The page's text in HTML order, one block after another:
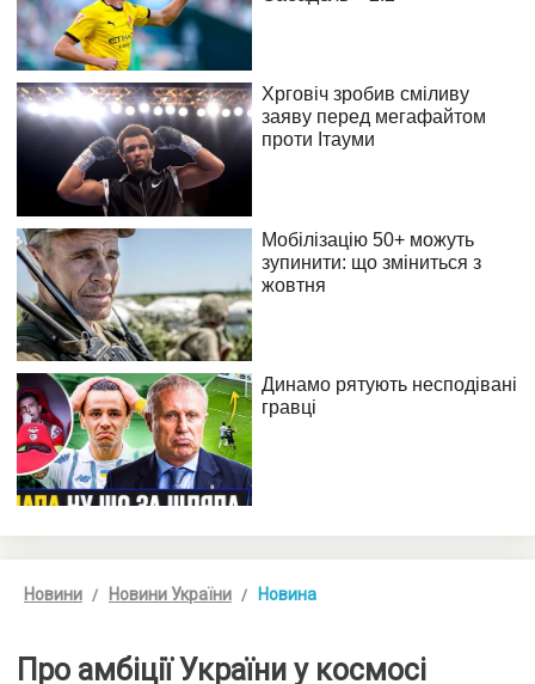
Новини Новини України Новина
Про амбіції України у космосі